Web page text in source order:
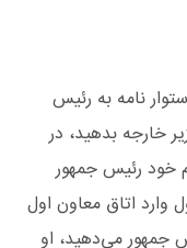
نامه به رئیس
خارجه بدهید، در
رئیس جمهور
وارد اتاق معاون اول
جمهور می‌دهید، او